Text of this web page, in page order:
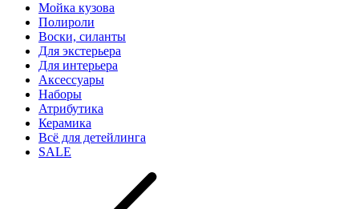
Мойка кузова
Полироли
Воски, силанты
Для экстерьера
Для интерьера
Аксессуары
Наборы
Атрибутика
Керамика
Всё для детейлинга
SALE